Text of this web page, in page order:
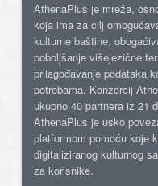
AthenaPlus je mreža,
koja ima za cilj
kulturne baštine,
poboljšanje višejezične
prilagođavanje podataka
potrebama. Konzorcij
ukupno 40 partnera iz 21
AthenaPlus je usko
platformom pomoću koje
digitaliziranog kulturnog
za korisnike.